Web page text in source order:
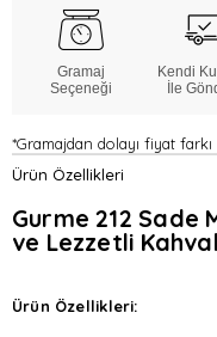
Gramaj
Seçeneği
Kendi
İle
*Gramajdan dolayı fiyat farkı
Ürün Özellikleri
Gurme 212 Sade
ve Lezzetli
Ürün Özellikleri: